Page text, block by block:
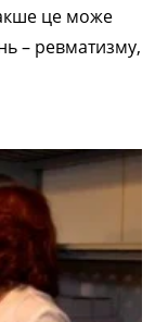
це може
– ревматизму,